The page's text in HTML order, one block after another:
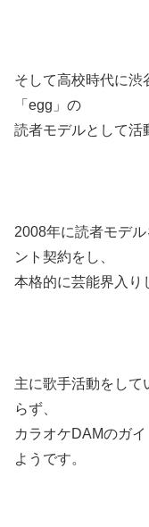
そして高校時代に渋
「egg」の
読者モデルとして活
2008年に読者モデ
ント契約をし、
本格的に芸能界入り
主に歌手活動をして
らず、
カラオケDAMのガ
ようです。